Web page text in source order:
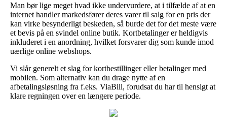
Man bør lige meget hvad ikke undervurdere, at i tilfælde af at en
internet handler markedsfører deres varer til salg for en pris der
kan virke besynderligt beskeden, så burde det for det meste være
et bevis på en svindel online butik. Kortbetalinger er heldigvis
inkluderet i en anordning, hvilket forsvarer dig som kunde imod
uærlige online webshops.
Vi slår generelt et slag for kortbestillinger eller betalinger med
mobilen. Som alternativ kan du drage nytte af en
afbetalingsløsning fra f.eks. ViaBill, forudsat du har til hensigt at
klare regningen over en længere periode.